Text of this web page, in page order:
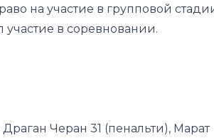
Черан 31 (пенальти), Марат
Эр-Рияд